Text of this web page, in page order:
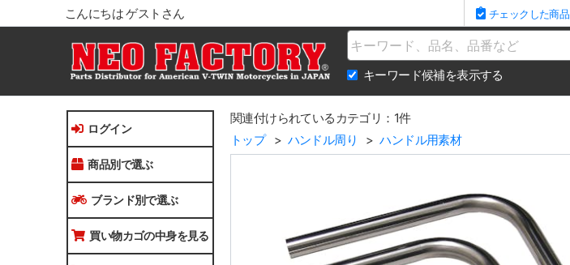
こんにちは ゲストさん チェックした商品
Name
キーワード候補を表示する
ログイン
商品別で選ぶ
ブランド別で選ぶ
買い物カゴの中身を見る
関連付けられているカテゴリ：1件
トップ
ハンドル周り ハンドル用素材